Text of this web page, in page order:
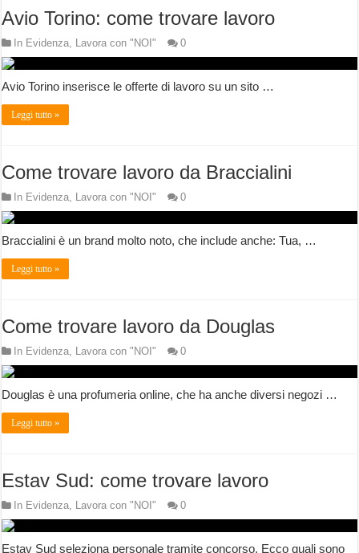
Avio Torino: come trovare lavoro
In Evidenza, Lavora con "NOI" 0
Avio Torino inserisce le offerte di lavoro su un sito …
Leggi tutto »
Come trovare lavoro da Braccialini
In Evidenza, Lavora con "NOI" 0
Braccialini è un brand molto noto, che include anche: Tua, …
Leggi tutto »
Come trovare lavoro da Douglas
In Evidenza, Lavora con "NOI" 0
Douglas è una profumeria online, che ha anche diversi negozi …
Leggi tutto »
Estav Sud: come trovare lavoro
In Evidenza, Lavora con "NOI" 0
Estav Sud seleziona personale tramite concorso. Ecco quali sono